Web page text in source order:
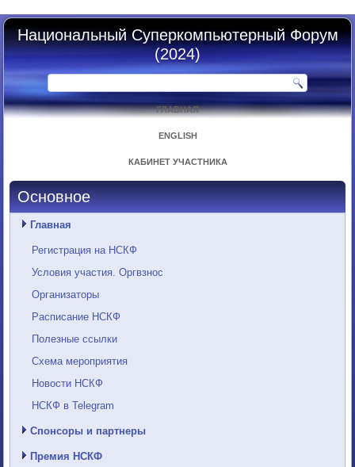
Национальный Суперкомпьютерный Форум
(2024)
ГЛАВНАЯ
ENGLISH
КАБИНЕТ УЧАСТНИКА
Основное
Главная
Регистрация на НСКФ
Условия участия. Оргвзнос
Организаторы
Расписание НСКФ
Полезные ссылки
Схема мероприятия
Новости НСКФ
НСКФ в Telegram
Спонсоры и партнеры
Премия НСКФ